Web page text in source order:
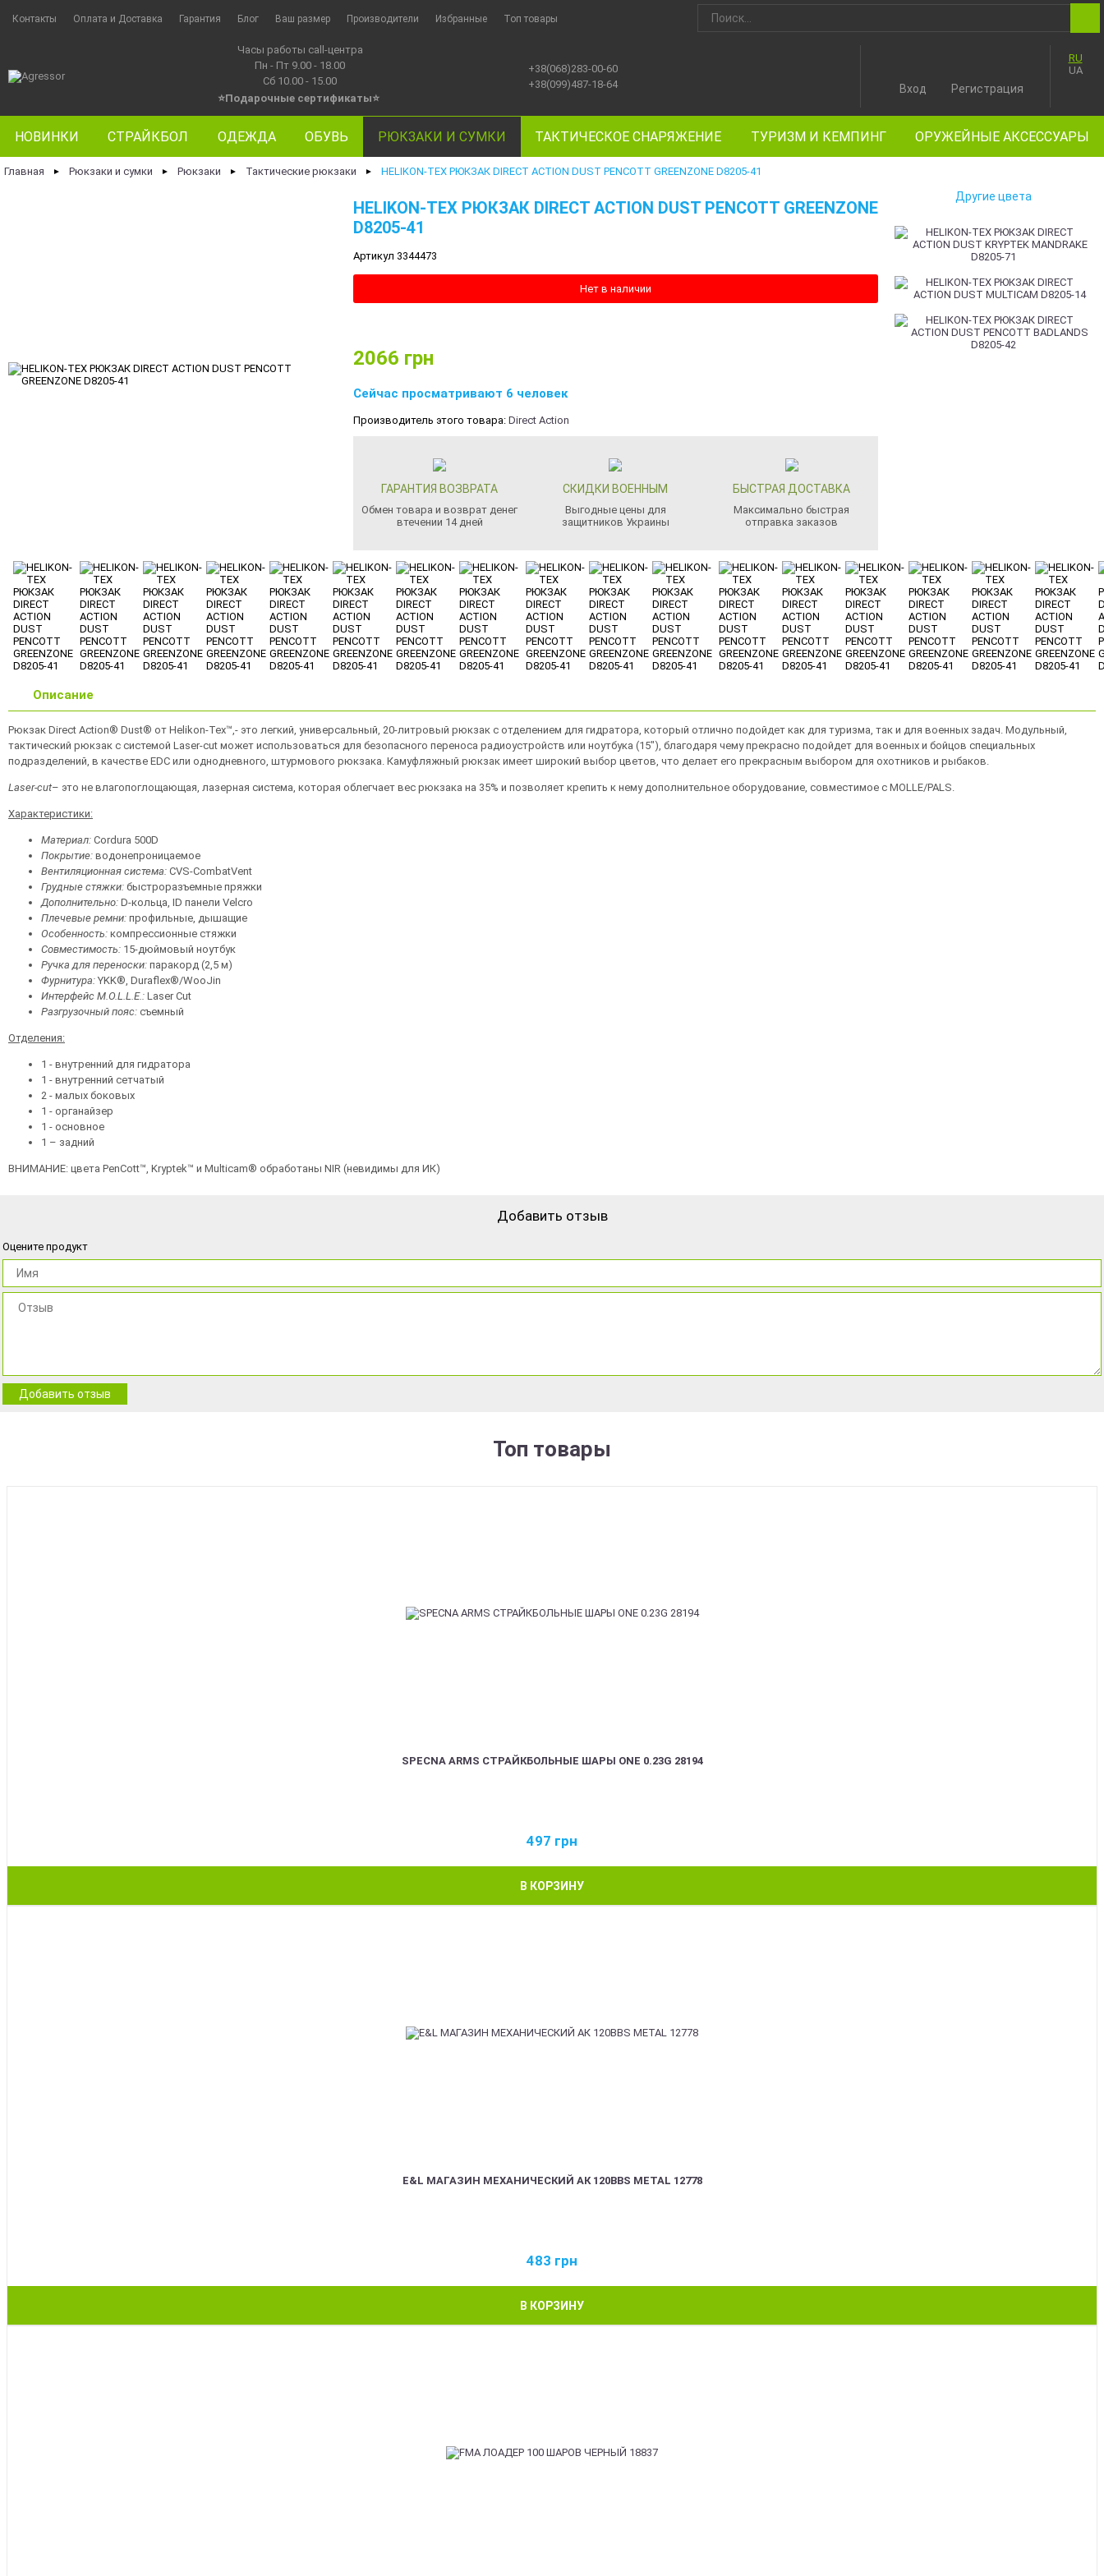
Контакты Оплата и Доставка Гарантия Блог Ваш размер Производители Избранные Топ товары
Часы работы call-центра
Пн - Пт 9.00 - 18.00
Сб 10.00 - 15.00
⭐Подарочные сертификаты⭐
+38(068)283-00-60
+38(099)487-18-64
RU
UA
Вход Регистрация
НОВИНКИ СТРАЙКБОЛ ОДЕЖДА ОБУВЬ РЮКЗАКИ И СУМКИ ТАКТИЧЕСКОЕ СНАРЯЖЕНИЕ ТУРИЗМ И КЕМПИНГ ОРУЖЕЙНЫЕ АКСЕССУАРЫ
Главная ► Рюкзаки и сумки ► Рюкзаки ► Тактические рюкзаки ► HELIKON-TEX РЮКЗАК DIRECT ACTION DUST PENCOTT GREENZONE D8205-41
HELIKON-TEX РЮКЗАК DIRECT ACTION DUST PENCOTT GREENZONE
D8205-41
Артикул 3344473
Нет в наличии
2066 грн
Сейчас просматривают 6 человек
Производитель этого товара: Direct Action
ГАРАНТИЯ ВОЗВРАТА
Обмен товара и возврат денег
втечении 14 дней
СКИДКИ ВОЕННЫМ
Выгодные цены для
защитников Украины
БЫСТРАЯ ДОСТАВКА
Максимально быстрая
отправка заказов
Другие цвета
Описание
Рюкзак Direct Action® Dust® от Helikon-Tex™,- это легкий, универсальный, 20-литровый рюкзак с отделением для гидратора, который отлично подойдет как для туризма, так и для военных задач. Модульный,
тактический рюкзак с системой Laser-cut может использоваться для безопасного переноса радиоустройств или ноутбука (15"), благодаря чему прекрасно подойдет для военных и бойцов специальных
подразделений, в качестве EDC или однодневного, штурмового рюкзака. Камуфляжный рюкзак имеет широкий выбор цветов, что делает его прекрасным выбором для охотников и рыбаков.
Laser-cut– это не влагопоглощающая, лазерная система, которая облегчает вес рюкзака на 35% и позволяет крепить к нему дополнительное оборудование, совместимое с MOLLE/PALS.
Характеристики:
Материал: Cordura 500D
Покрытие: водонепроницаемое
Вентиляционная система: CVS-CombatVent
Грудные стяжки: быстроразъемные пряжки
Дополнительно: D-кольца, ID панели Velcro
Плечевые ремни: профильные, дышащие
Особенность: компрессионные стяжки
Совместимость: 15-дюймовый ноутбук
Ручка для переноски: паракорд (2,5 м)
Фурнитура: YKK®, Duraflex®/WooJin
Интерфейс M.O.L.L.E.: Laser Cut
Разгрузочный пояс: съемный
Отделения:
1 - внутренний для гидратора
1 - внутренний сетчатый
2 - малых боковых
1 - органайзер
1 - основное
1 – задний
ВНИМАНИЕ: цвета PenCott™, Kryptek™ и Multicam® обработаны NIR (невидимы для ИК)
Добавить отзыв
Оцените продукт
Добавить отзыв
Топ товары
SPECNA ARMS СТРАЙКБОЛЬНЫЕ ШАРЫ ONE 0.23G 28194
497 грн
В КОРЗИНУ
E&L МАГАЗИН МЕХАНИЧЕСКИЙ АК 120BBS METAL 12778
483 грн
В КОРЗИНУ